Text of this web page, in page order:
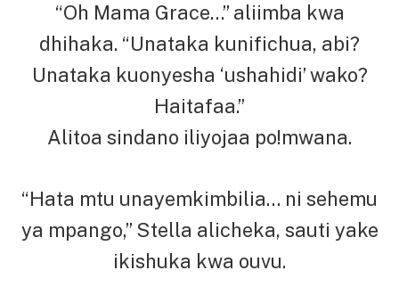
“Oh Mama Grace…” aliimba kwa
dhihaka. “Unataka kunifichua, abi?
Unataka kuonyesha ‘ushahidi’ wako?
Haitafaa.”
Alitoa sindano iliyojaa po!mwana.
“Hata mtu unayemkimbilia… ni sehemu
ya mpango,” Stella alicheka, sauti yake
ikishuka kwa ouvu.